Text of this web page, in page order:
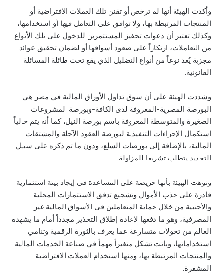
وأكدت الهيئة أنها لم ترخص أو تقنن تلك العملات الافتراضية أو
المنتجات المرتبطة بها، ولا توافق على التعامل فيها أو استخدامها،
وكذلك تعتبر أن دعوات تحفيز المستثمرين للدخول على تلك الأنواع
من التعاملات، ارتكازاً على صعود أسواقها أو لضمان تحقيق عوائد
مجزية يُعد نوعاً من أنواع التضليل الذي يقع تحت طائلة المسائلة
القانونية.
وشددت الهيئة على أن سوق تداول الأوراق المالية في مصر هي
البورصة المصرية-المعروفة لدى الكافة-وبورصة المشروعات
الصغيرة والمتوسطة المعروفة باسم بورصة النيل، كما أنه يتم حالياً
استكمال الإجراءات التنفيذية لبورصة العقود الآجلة والمشتقات
المالية، بالإضافة إلى بورصات السلع، ودون ما تم ذكره على سبيل
التحديد يتطلب تشريعا للمزاولة.
ونوهت الهيئة بأنها حريصة على المساعدة فى إيجاد بيئة استثمارية
قادرة على جذب الأموال وتشجيع تدفق الاستثمارات المحلية
والأجنبية من خلال حماية المتعاملين فى الأسواق المالية غير
المصرفية، وهو ما دفعها لإعادة إطلاق التحذير مجدداً أمام ما يشهده
العالم من تحولات متسارعة عما يعرف بالثورة الرقمية وتنامي
استخداماتها، وباتت تشكل متغيراً مهماً في صناعة الخدمات المالية
والمنتجات المرتبطة بها، ومنها استخدام العملات الافتراضية
المشفرة.